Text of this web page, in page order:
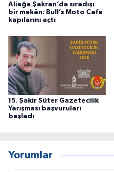
Aliağa Şakran’da sıradışı
bir mekân: Bull’s Moto Cafe
kapılarını açtı
15. Şakir Süter Gazetecilik
Yarışması başvuruları
başladı
Yorumlar